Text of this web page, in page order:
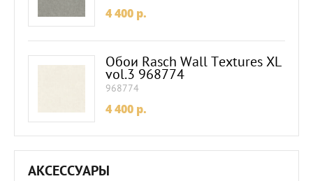
4 400 p.
Обои Rasch Wall Textures XL
vol.3 968774
968774
4 400 p.
АКСЕССУАРЫ